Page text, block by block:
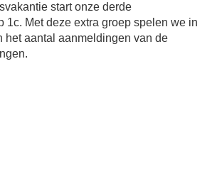
start onze derde
1c. Met deze extra groep spelen we in
het aantal aanmeldingen van de